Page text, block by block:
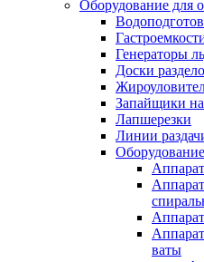
Оборудование для
Генераторы
Доски
Запайщики
Лапшерезки
Линии
ваты